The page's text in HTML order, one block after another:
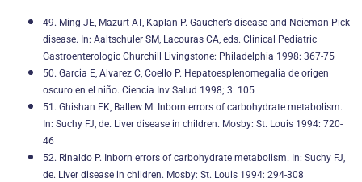
49. Ming JE, Mazurt AT, Kaplan P. Gaucher’s disease and Neieman-Pick
disease. In: Aaltschuler SM, Lacouras CA, eds. Clinical Pediatric
Gastroenterologic Churchill Livingstone: Philadelphia 1998: 367-75
50. Garcia E, Alvarez C, Coello P. Hepatoesplenomegalia de origen
oscuro en el niño. Ciencia Inv Salud 1998; 3: 105
51. Ghishan FK, Ballew M. Inborn errors of carbohydrate metabolism.
In: Suchy FJ, de. Liver disease in children. Mosby: St. Louis 1994: 720-
46
52. Rinaldo P. Inborn errors of carbohydrate metabolism. In: Suchy FJ,
de. Liver disease in children. Mosby: St. Louis 1994: 294-308